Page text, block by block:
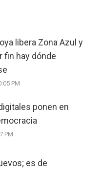
libera Zona Azul y
fin hay dónde
PM
ponen en
PM
es de